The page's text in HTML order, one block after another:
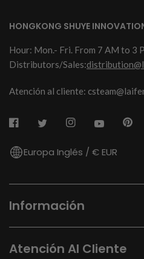
HONGKONG SHUYE
Hour: Mon.- Fri. From 7 AM to 3
Distributors/Sales:
Atención al cliente:
Europa Inglés / € EUR
Información
Atención Al Cliente